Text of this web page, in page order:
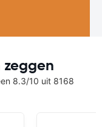
8.3/10 uit 8168